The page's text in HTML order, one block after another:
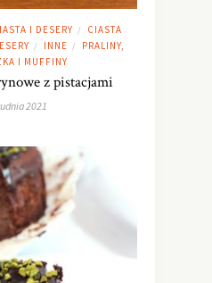
I DESERY /
CIASTA
/ INNE /
PRALINY,
I MUFFINY
z pistacjami
2021